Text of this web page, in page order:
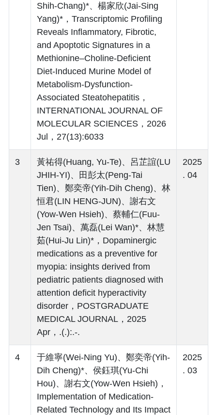
Shih-Chang)*、楊家欣(Jai-Sing
Yang)*，Transcriptomic Profiling
Reveals Inflammatory, Fibrotic,
and Apoptotic Signatures in a
Methionine–Choline-Deficient
Diet-Induced Murine Model of
Metabolism-Dysfunction-
Associated Steatohepatitis，
INTERNATIONAL JOURNAL OF
MOLECULAR SCIENCES，2026
Jul，27(13):6033
3
黃祐得(Huang, Yu-Te)、呂芷誼(LU
JHIH-YI)、田彭太(Peng-Tai
Tien)、鄭奕帝(Yih-Dih Cheng)、林
恒君(LIN HENG-JUN)、謝右文
(Yow-Wen Hsieh)、蔡輔仁(Fuu-
Jen Tsai)、萬磊(Lei Wan)*、林慧
茹(Hui-Ju Lin)*，Dopaminergic
medications as a preventive for
myopia: insights derived from
pediatric patients diagnosed with
attention deficit hyperactivity
disorder，POSTGRADUATE
MEDICAL JOURNAL，2025
Apr，.(.):.-.
2025
. 04
4
于維寧(Wei-Ning Yu)、鄭奕帝(Yih-
Dih Cheng)*、侯鈺琪(Yu-Chi
Hou)、謝右文(Yow-Wen Hsieh)，
Implementation of Medication-
Related Technology and Its Impact
2025
. 03